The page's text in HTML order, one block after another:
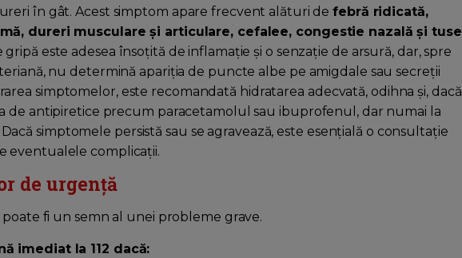
în gât. Acest simptom apare frecvent alături defebră ridicată,
dureri musculare și articulare, cefalee, congestie nazală și tuse
este adesea însoțită de inflamație și o senzație de arsură, dar, spre
nu determină apariția de puncte albe pe amigdale sau secreții
simptomelor, este recomandată hidratarea adecvată, odihna și, dacă
de antipiretice precum paracetamolul sau ibuprofenul, dar numai la
simptomele persistă sau se agravează, este esențială o consultație
eventualele complicații.
de urgență
fi un semn al unei probleme grave.
imediat la 112 dacă: